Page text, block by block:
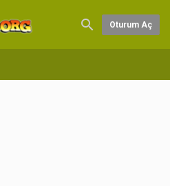
Oturum Aç